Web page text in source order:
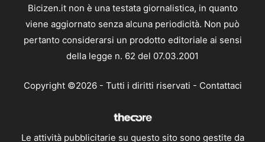
Bicizen.it non è una testata giornalistica, in quanto
viene aggiornato senza alcuna periodicità. Non può
pertanto considerarsi un prodotto editoriale ai sensi
della legge n. 62 del 07.03.2001
Copyright ©2026 - Tutti i diritti riservati - Contattaci
Le attività pubblicitarie su questo sito sono gestite da